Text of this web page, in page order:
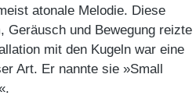
atonale Melodie. Diese
Geräusch und Bewegung reizte
mit den Kugeln war eine
Art. Er nannte sie »Small